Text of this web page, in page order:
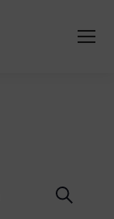
Suche